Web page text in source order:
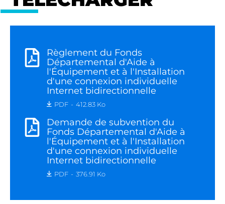
Règlement du Fonds
Départemental d'Aide à
l'Équipement et à l'Installation
d'une connexion individuelle
Internet bidirectionnelle
PDF 412.83 Ko
Demande de subvention du
Fonds Départemental d'Aide à
l'Équipement et à l'Installation
d'une connexion individuelle
Internet bidirectionnelle
PDF 376.91 Ko